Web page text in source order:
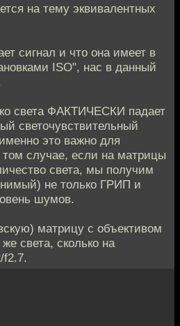
на тему эквивалентных
сигнал и что она имеет в
ISO", нас в данный
света ФАКТИЧЕСКИ падает
светочувствительный
это важно для
случае, если на матрицы
света, мы получим
не только ГРИП и
шумов.
матрицу с объективом
света, сколько на
f2.7.